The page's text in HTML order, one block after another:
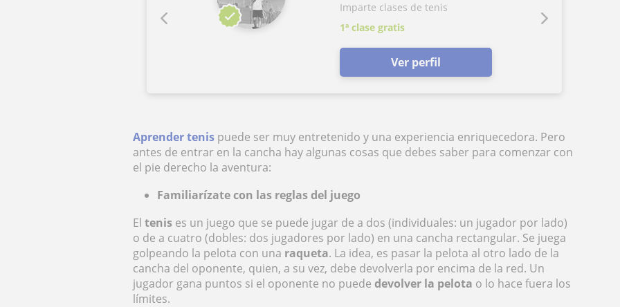
Imparte clases de tenis
1ª clase gratis
Ver perfil
Aprender tenis puede ser muy entretenido y una experiencia enriquecedora. Pero
antes de entrar en la cancha hay algunas cosas que debes saber para comenzar con
el pie derecho la aventura:
Familiarízate con las reglas del juego
El tenis es un juego que se puede jugar de a dos (individuales: un jugador por lado)
o de a cuatro (dobles: dos jugadores por lado) en una cancha rectangular. Se juega
golpeando la pelota con una raqueta. La idea, es pasar la pelota al otro lado de la
cancha del oponente, quien, a su vez, debe devolverla por encima de la red. Un
jugador gana puntos si el oponente no puede devolver la pelota o lo hace fuera los
límites.